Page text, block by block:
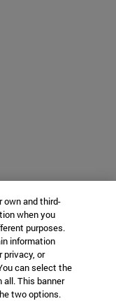
own and third-
when you
purposes.
information
privacy, or
can select the
This banner
two options.